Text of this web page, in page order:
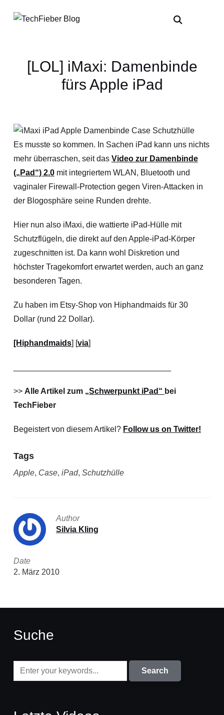
[LOL] iMaxi: Damenbinde
fürs Apple iPad
Es musste so kommen. In Sachen iPad kann uns nichts
mehr überraschen, seit das Video zur Damenbinde
(„Pad“) 2.0mit integriertem WLAN, Bluetooth und
vaginaler Firewall-Protection gegen Viren-Attacken in
der Blogosphäre seine Runden drehte.
Hier nun also iMaxi, die wattierte iPad-Hülle mit
Schutzflügeln, die direkt auf den Apple-iPad-Körper
zugeschnitten ist. Da kann wohl Diskretion und
höchster Tragekomfort erwartet werden, auch an ganz
besonderen Tagen.
Zu haben im Etsy-Shop von Hiphandmaids für 30
Dollar (rund 22 Dollar).
[Hiphandmaids] [via]
>> Alle Artikel zum „Schwerpunkt iPad“ bei
TechFieber
Begeistert von diesem Artikel? Follow us on Twitter!
Tags
Apple, Case, iPad, Schutzhülle
Author
Silvia Kling
Date
2. März 2010
Suche